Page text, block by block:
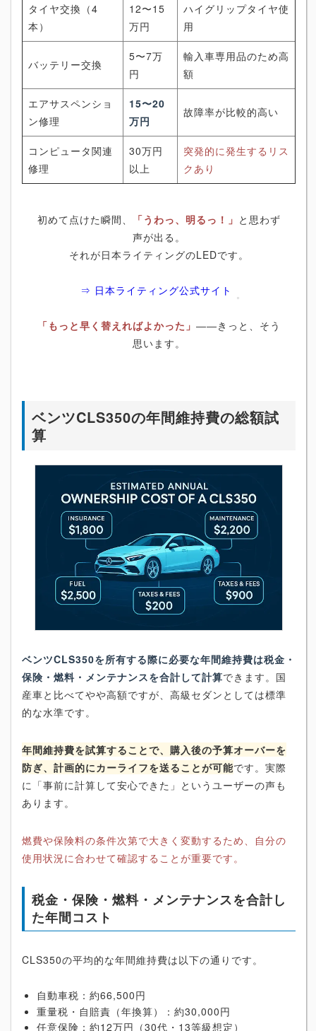
タイヤ交換（4
本）
12〜15
万円
ハイグリップタイヤ使
用
バッテリー交換
5〜7万
円
輸入車専用品のため高
額
エアサスペンショ
ン修理
15〜20
万円
故障率が比較的高い
コンピュータ関連
修理
30万円
以上
突発的に発生するリス
クあり
初めて点けた瞬間、 「うわっ、明るっ！」 と思わず
声が出る。
それが日本ライティングのLEDです。
⇒ 日本ライティング公式サイト
「もっと早く替えればよかった」 ――きっと、そう
思います。
ベンツCLS350の年間維持費の総額試
算
ベンツCLS350を所有する際に必要な年間維持費は税金・
保険・燃料・メンテナンスを合計して計算できます。国
産車と比べてやや高額ですが、高級セダンとしては標準
的な水準です。
年間維持費を試算することで、購入後の予算オーバーを
防ぎ、計画的にカーライフを送ることが可能です。実際
に「事前に計算して安心できた」というユーザーの声も
あります。
燃費や保険料の条件次第で大きく変動するため、自分の
使用状況に合わせて確認することが重要です。
税金・保険・燃料・メンテナンスを合計し
た年間コスト
CLS350の平均的な年間維持費は以下の通りです。
自動車税：約66,500円
重量税・自賠責（年換算）：約30,000円
任意保険：約12万円（30代・13等級想定）